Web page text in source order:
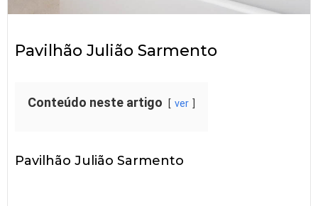
Pavilhão Julião Sarmento
Conteúdo neste artigo ver
Pavilhão Julião Sarmento